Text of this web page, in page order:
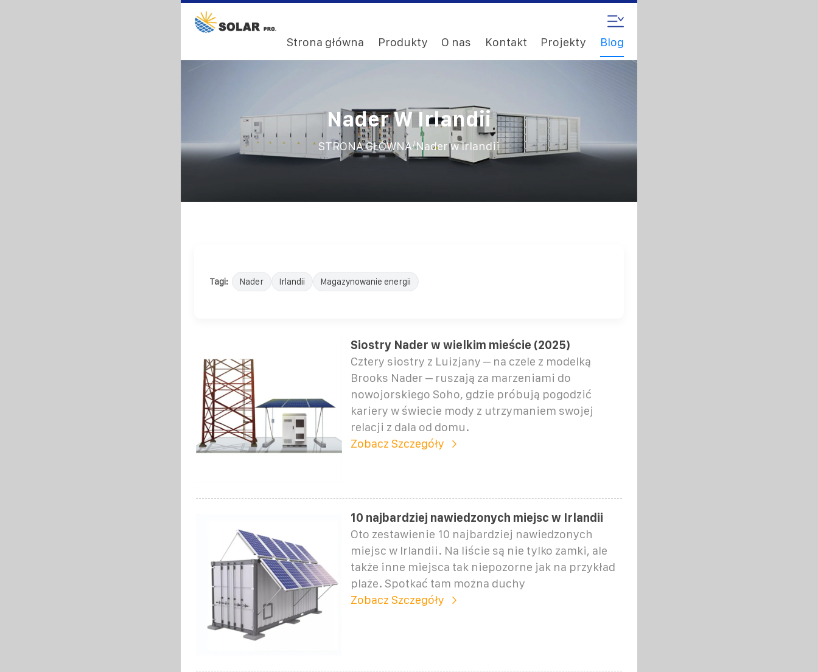
Strona główna Produkty O nas Kontakt Projekty Blog
Nader W Irlandii
STRONA GŁÓWNA/Nader w Irlandii
Tagi: Nader Irlandii Magazynowanie energii
Siostry Nader w wielkim mieście (2025)
Cztery siostry z Luizjany – na czele z modelką
Brooks Nader – ruszają za marzeniami do
nowojorskiego Soho, gdzie próbują pogodzić
kariery w świecie mody z utrzymaniem swojej
relacji z dala od domu.
Zobacz Szczegóły
10 najbardziej nawiedzonych miejsc w Irlandii
Oto zestawienie 10 najbardziej nawiedzonych
miejsc w Irlandii. Na liście są nie tylko zamki, ale
także inne miejsca tak niepozorne jak na przykład
plaże. Spotkać tam można duchy
Zobacz Szczegóły